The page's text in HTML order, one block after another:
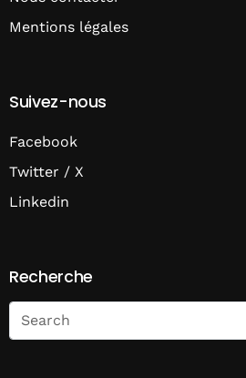
Mentions légales
Suivez-nous
Facebook
Twitter / X
Linkedin
Recherche
Search
on
Economie